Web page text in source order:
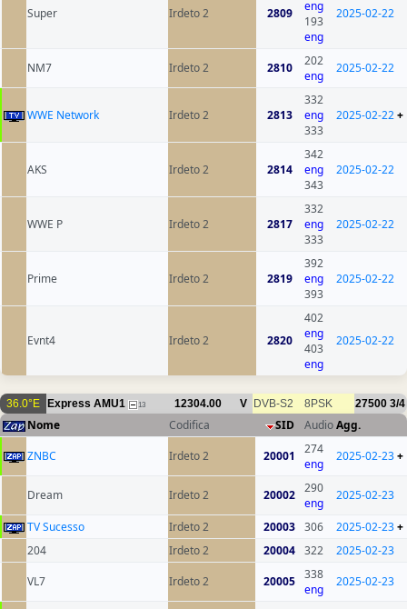
Super Irdeto 2 2809
eng
193
eng
2025-02-22
NM7 Irdeto 2 2810
202
eng
2025-02-22
WWE Network Irdeto 2 2813
332
eng
333
2025-02-22+
AKS Irdeto 2 2814
342
eng
343
2025-02-22
WWE P Irdeto 2 2817
332
eng
333
2025-02-22
Prime Irdeto 2 2819
392
eng
393
2025-02-22
Evnt4 Irdeto 2 2820
402
eng
403
eng
2025-02-22
36.0°E Express AMU1 13 12304.00 V DVB-S2 8PSK 27500 3/4
Nome Codifica SID AudioAgg.
ZNBC
Irdeto 2 20001
274
eng
2025-02-23+
Dream Irdeto 2 20002 290
eng
2025-02-23
TV Sucesso Irdeto 2 20003 306 2025-02-23+
204
Irdeto 2 20004 322
2025-02-23
VL7
Irdeto 2 20005 338
eng
2025-02-23